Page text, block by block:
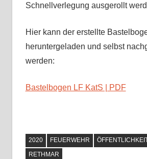
Schnellverlegung ausgerollt
Hier kann der erstellte
heruntergeladen und selbst
werden:
Bastelbogen LF KatS | PDF
2020 FEUERWEHR
RETHMAR